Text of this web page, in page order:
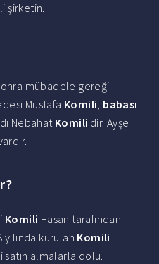
şirketin.
mübadele gereği
Mustafa Komili, babası
Nebahat Komili'dir. Ayşe
Komili Hasan tarafından
kurulan Komili
satın almalarla dolu.